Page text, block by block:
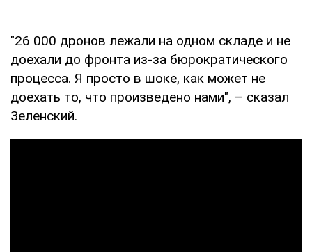
"26 000 дронов лежали на одном складе и не
доехали до фронта из-за бюрократического
процесса. Я просто в шоке, как может не
доехать то, что произведено нами", – сказал
Зеленский.